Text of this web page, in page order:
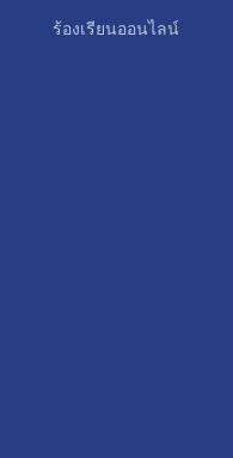
ร้องเรียนออนไลน์